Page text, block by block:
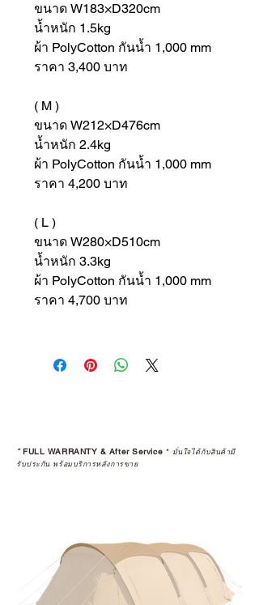
ขนาด W183×D320cm
น้ำหนัก 1.5kg
ผ้า PolyCotton กันน้ำ 1,000 mm
ราคา 3,400 บาท
( M )
ขนาด W212×D476cm
น้ำหนัก 2.4kg
ผ้า PolyCotton กันน้ำ 1,000 mm
ราคา 4,200 บาท
( L )
ขนาด W280×D510cm
น้ำหนัก 3.3kg
ผ้า PolyCotton กันน้ำ 1,000 mm
ราคา 4,700 บาท
*FULL WARRANTY & After Service * มั่นใจได้กับสินค้ามี
รับประกัน พร้อมบริการหลังการขาย